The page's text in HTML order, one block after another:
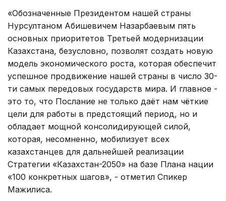
«Обозначенные Президентом нашей страны
Нурсултаном Абишевичем Назарбаевым пять
основных приоритетов Третьей модернизации
Казахстана, безусловно, позволят создать новую
модель экономического роста, которая обеспечит
успешное продвижение нашей страны в число 30-
ти самых передовых государств мира. И главное -
это то, что Послание не только даёт нам чёткие
цели для работы в предстоящий период, но и
обладает мощной консолидирующей силой,
которая, несомненно, мобилизует всех
казахстанцев для дальнейшей реализации
Стратегии «Казахстан-2050» на базе Плана нации
«100 конкретных шагов», - отметил Спикер
Мажилиса.